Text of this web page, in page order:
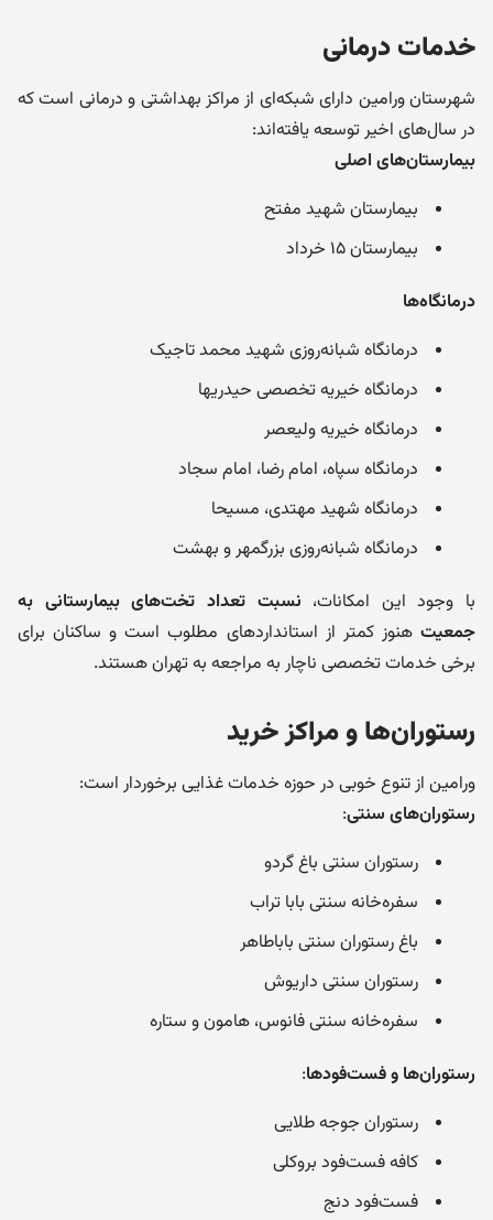
خدمات درمانی
شهرستان ورامین دارای شبکه‌ای از مراکز بهداشتی و درمانی است که
در سال‌های اخیر توسعه یافته‌اند:
بیمارستان‌های اصلی
بیمارستان شهید مفتح
بیمارستان ۱۵ خرداد
درمانگاه‌ها
درمانگاه شبانه‌روزی شهید محمد تاجیک
درمانگاه خیریه تخصصی حیدریها
درمانگاه خیریه ولیعصر
درمانگاه سپاه، امام رضا، امام سجاد
درمانگاه شهید مهتدی، مسیحا
درمانگاه شبانه‌روزی بزرگمهر و بهشت
با وجود این امکانات، نسبت تعداد تخت‌های بیمارستانی به
جمعیت هنوز کمتر از استانداردهای مطلوب است و ساکنان برای
برخی خدمات تخصصی ناچار به مراجعه به تهران هستند.
رستوران‌ها و مراکز خرید
ورامین از تنوع خوبی در حوزه خدمات غذایی برخوردار است:
رستوران‌های سنتی:
رستوران سنتی باغ گردو
سفره‌خانه سنتی بابا تراب
باغ رستوران سنتی باباطاهر
رستوران سنتی داریوش
سفره‌خانه سنتی فانوس، هامون و ستاره
رستوران‌ها و فست‌فودها:
رستوران جوجه طلایی
کافه فست‌فود بروکلی
فست‌فود دنج